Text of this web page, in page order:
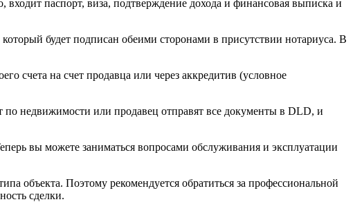
паспорт, виза, подтверждение дохода и финансовая выписка и
будет подписан обеими сторонами в присутствии нотариуса. В
счета на счет продавца или через аккредитив (условное
по недвижимости или продавец отправят все документы в DLD, и
вы можете заниматься вопросами обслуживания и эксплуатации
объекта. Поэтому рекомендуется обратиться за профессиональной
сделки.